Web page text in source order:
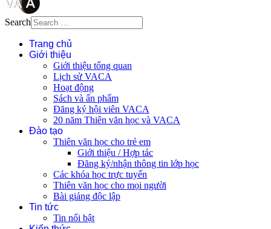
Search
Trang chủ
Giới thiệu
Giới thiệu tổng quan
Lịch sử VACA
Hoạt động
Sách và ấn phẩm
Đăng ký hội viên VACA
20 năm Thiên văn học và VACA
Đào tạo
Thiên văn học cho trẻ em
Giới thiệu / Hợp tác
Đăng ký/nhận thông tin lớp học
Các khóa học trực tuyến
Thiên văn học cho mọi người
Bài giảng độc lập
Tin tức
Tin nổi bật